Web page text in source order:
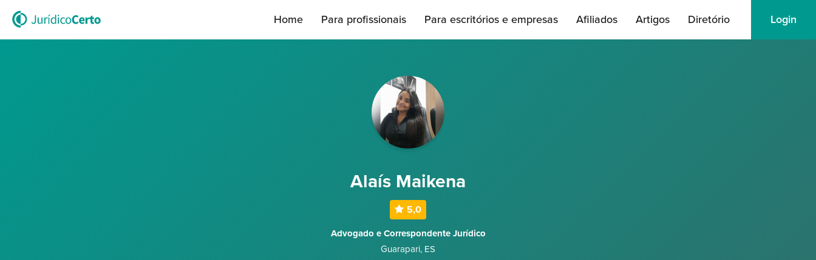
Home Para profissionais Para escritórios e empresas Afiliados Artigos Diretório Login
Alaís Maikena
5,0
Advogado e Correspondente Jurídico
Guarapari, ES